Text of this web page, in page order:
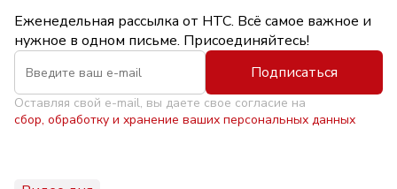
Еженедельная рассылка от НТС. Всё самое важное и
нужное в одном письме. Присоединяйтесь!
Подписаться
Оставляя свой e-mail, вы даете свое согласие на
сбор, обработку и хранение ваших персональных данных